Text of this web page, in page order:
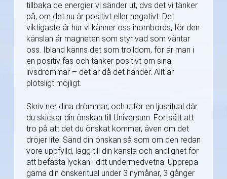
tillbaka de energier vi sänder ut, dvs det vi tänker
på, om det nu är positivt eller negativt. Det
viktigaste är hur vi känner oss inombords, för den
känslan är magneten som styr vad som väntar
oss. Ibland känns det som trolldom, för är man i
en positiv fas och tänker positivt om sina
livsdrömmar – det är då det händer. Allt är
plötsligt möjligt.
Skriv ner dina drömmar, och utför en ljusritual där
du skickar din önskan till Universum. Fortsätt att
tro på att det du önskat kommer, även om det
dröjer lite. Sänd din önskan så som om den redan
vore uppfylld, lägg till din känsla och andlighet för
att befästa lyckan i ditt undermedvetna. Upprepa
gärna din önskeritual under 3 nymånar, 3 gånger